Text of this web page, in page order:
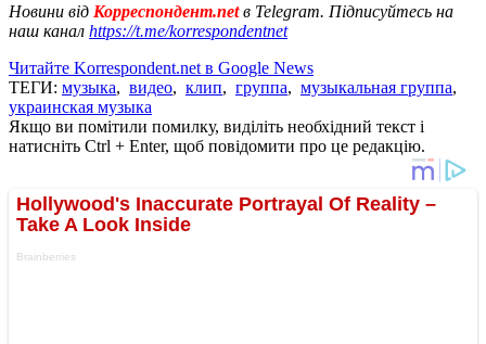
Новини від Корреспондент.netв Telegram. Підписуйтесь на
наш канал https://t.me/korrespondentnet
Читайте Korrespondent.net в Google News
ТЕГИ: музыка, видео, клип, группа, музыкальная группа,
украинская музыка
Якщо ви помітили помилку, виділіть необхідний текст і
натисніть Ctrl + Enter, щоб повідомити про це редакцію.